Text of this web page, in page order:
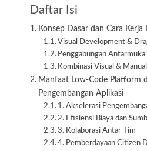
Daftar Isi
Konsep Dasar dan Cara
Visual Development &
Penggabungan Antarmuka
Kombinasi Visual &
Manfaat Low-Code Platform
Pengembangan Aplikasi
1. Akselerasi
2. Efisiensi Biaya dan
3. Kolaborasi Antar Tim
4. Pemberdayaan Citizen